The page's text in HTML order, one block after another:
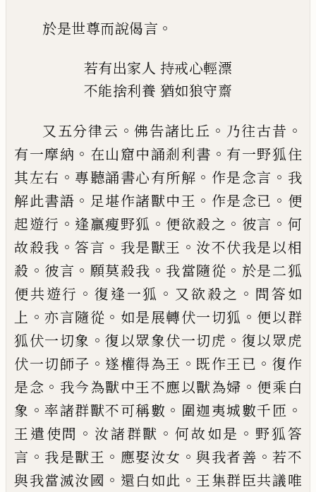
於是世尊而說偈言 。
若有出家人 持戒心輕漂
不能捨利養 猶如狼守齋
又五分律云 。佛告諸比丘 。 乃往古昔 。
有一摩納 。 在山窟中誦剎利書 。 有一野狐住
其左右 。 專聽誦書心有所解 。 作是念言 。 我
解此書語 。 足堪作諸獸中王 。 作是念已 。 便
起遊行 。 逢羸瘦野狐 。 便欲殺之 。 彼言 。 何
故殺我 。答言 。 我是獸王 。 汝不伏我是以相
殺 。 彼言 。 願莫殺我 。 我當隨從 。 於是二狐
便共遊行 。 復逢一狐 。 又欲殺之 。 問答如
上 。亦言隨從 。 如是展轉伏一切狐 。 便以群
狐伏一切象 。復以眾象伏一切虎 。 復以眾虎
伏一切師子 。 遂權得為王 。 既作王已 。 復作
是念 。 我今為獸中王不應以獸為婦 。 便乘白
象 。率諸群獸不可稱數 。 圍迦夷城數千匝 。
王遣使問 。 汝諸群獸 。 何故如是 。 野狐答
言 。 我是獸王 。 應娶汝女 。與我者善 。若不
與我當滅汝國 。 還白如此 。 王集群臣共議唯